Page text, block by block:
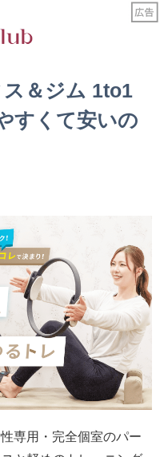
ス＆ジム 1to1
すくて安いの
専用・完全個室のパー